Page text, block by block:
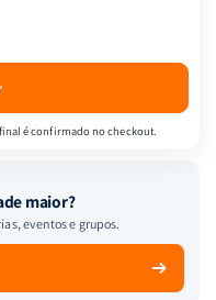
é confirmado no checkout.
maior?
eventos e grupos.